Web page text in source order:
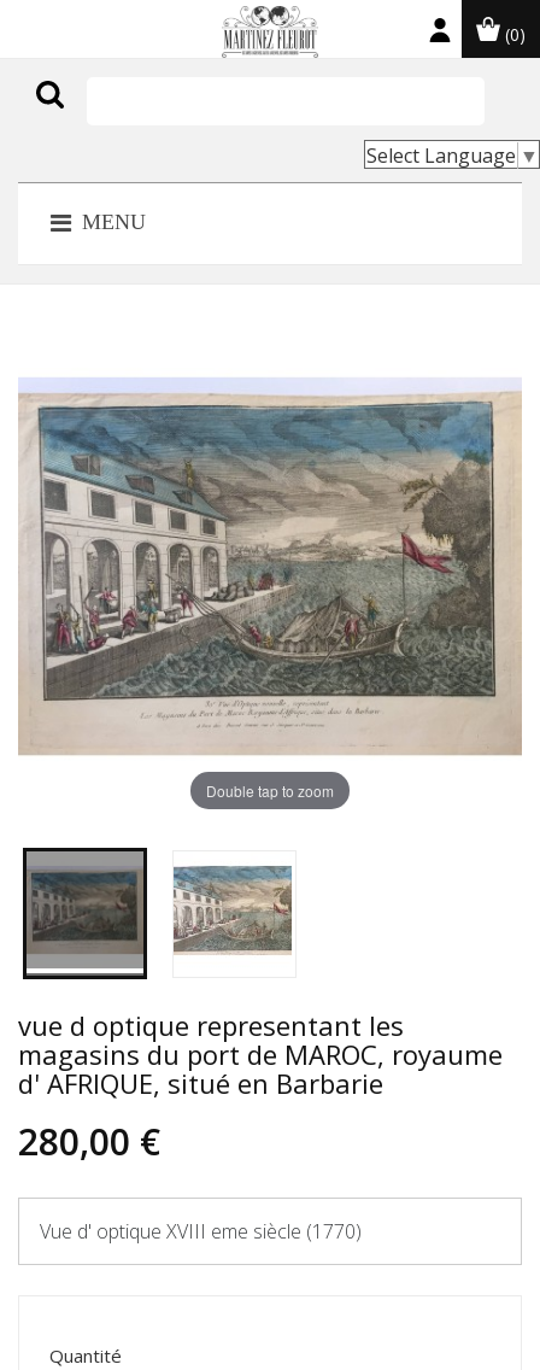
(0)
Select Language ▼
MENU
Double tap to zoom
vue d optique representant les
magasins du port de MAROC, royaume
d' AFRIQUE, situé en Barbarie
280,00 €
Vue d' optique XVIII eme siècle (1770)
Quantité